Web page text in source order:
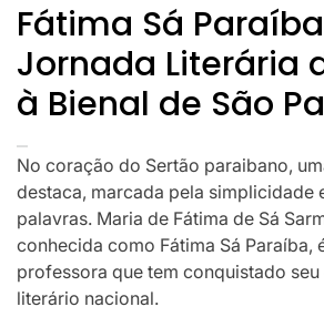
Fátima Sá
Jornada Literária
à Bienal de São
No coração do Sertão paraibano,
destaca, marcada pela simplicidade
palavras. Maria de Fátima de Sá
conhecida como Fátima Sá Paraíba,
professora que tem conquistado
literário nacional.